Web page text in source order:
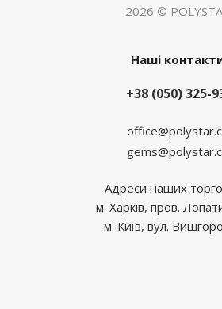
2026 ©
Наші
+38 (050) 325-
Адреси наших
м. Харків, пров.
м. Київ, вул.